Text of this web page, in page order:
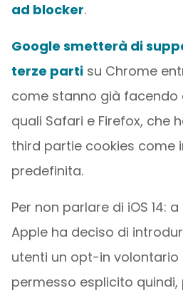
ad blocker.
Google smetterà di
terze partisu Chrome
come stanno già facendo
quali Safari e Firefox, che
third partie cookies come
predefinita.
Per non parlare di iOS 14:
Apple ha deciso di
utenti un opt-in volontario
permesso esplicito quindi,